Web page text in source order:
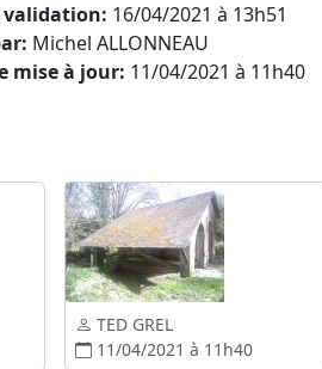
validation: 16/04/2021 à 13h51
Michel ALLONNEAU
mise à jour: 11/04/2021 à 11h40
TED GREL
11/04/2021 à 11h40